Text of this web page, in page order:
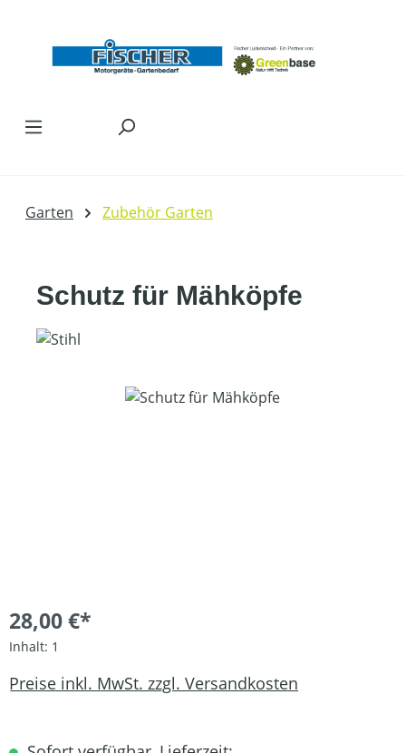
Garten Zubehör Garten
Schutz für Mähköpfe
Bildergalerie überspringen
28,00 €*
Inhalt: 1
Preise inkl. MwSt. zzgl. Versandkosten